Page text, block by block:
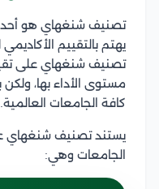
تصنيف شنغهاي هو أحد
يهتم بالتقييم
تصنيف شنغهاي على
مستوى الأداء بها،
كافة الجامعات العالمية.
الجامعات وهي: